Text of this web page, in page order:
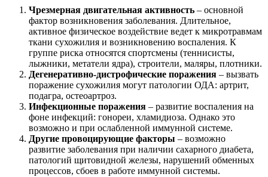
Чрезмерная двигательная активность – основной
фактор возникновения заболевания. Длительное,
активное физическое воздействие ведет к микротравмам
ткани сухожилия и возникновению воспаления. К
группе риска относятся спортсмены (теннисисты,
лыжники, метатели ядра), строители, маляры, плотники.
Дегенеративно-дистрофические поражения – вызвать
поражение сухожилия могут патологии ОДА: артрит,
подагра, остеоартроз.
Инфекционные поражения – развитие воспаления на
фоне инфекций: гонореи, хламидиоза. Однако это
возможно и при ослабленной иммунной системе.
Другие провоцирующие факторы – возможно
развитие заболевания при наличии сахарного диабета,
патологий щитовидной железы, нарушений обменных
процессов, сбоев в работе иммунной системы.